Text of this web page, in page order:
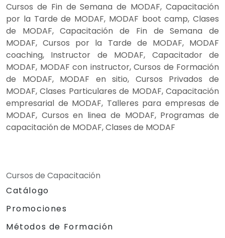
Cursos de Fin de Semana de MODAF, Capacitación
por la Tarde de MODAF, MODAF boot camp, Clases
de MODAF, Capacitación de Fin de Semana de
MODAF, Cursos por la Tarde de MODAF, MODAF
coaching, Instructor de MODAF, Capacitador de
MODAF, MODAF con instructor, Cursos de Formación
de MODAF, MODAF en sitio, Cursos Privados de
MODAF, Clases Particulares de MODAF, Capacitación
empresarial de MODAF, Talleres para empresas de
MODAF, Cursos en linea de MODAF, Programas de
capacitación de MODAF, Clases de MODAF
Cursos de Capacitación
Catálogo
Promociones
Métodos de Formación